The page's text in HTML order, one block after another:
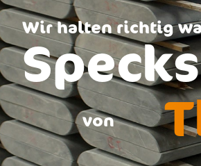
Wir halten richtig w
von